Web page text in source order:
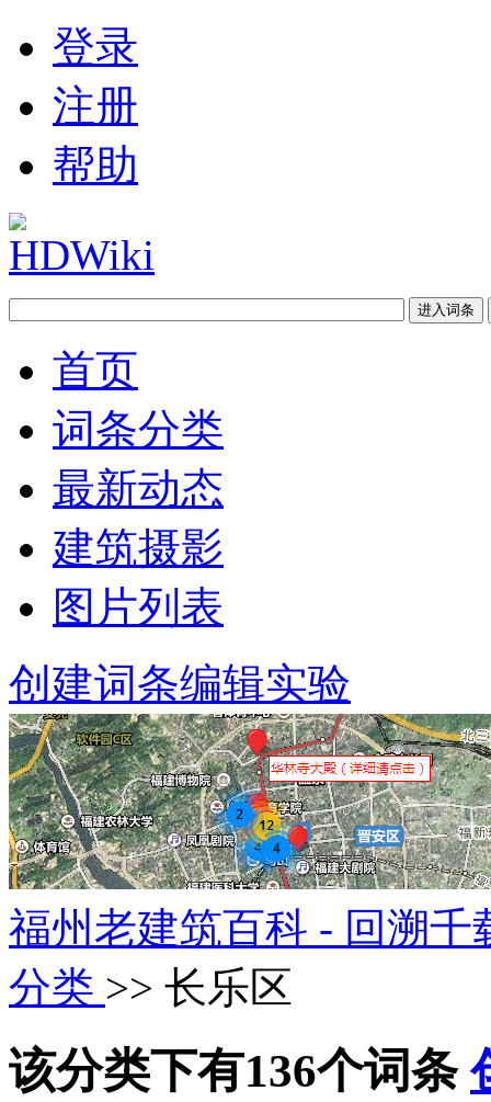
登录
注册
帮助
首页
词条分类
最新动态
建筑摄影
图片列表
创建词条编辑实验
福州老建筑百科 - 回溯
分类 >> 长乐区
该分类下有136个词条